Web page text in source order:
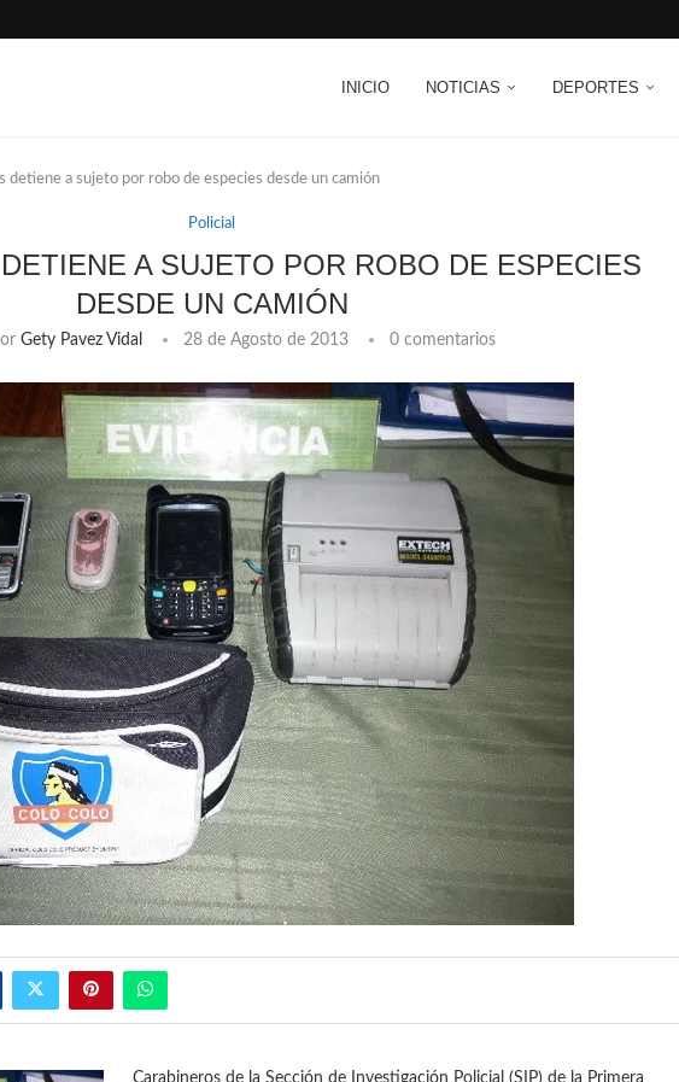
INICIO NOTICIAS DEPORTES
detiene a sujeto por robo de especies desde un camión
Policial
A SUJETO POR ROBO DE ESPECIES
DESDE UN CAMIÓN
Gety Pavez Vidal 28 de Agosto de 2013 0 comentarios
Carabineros de la Sección de Investigación Policial (SIP) de la Primera